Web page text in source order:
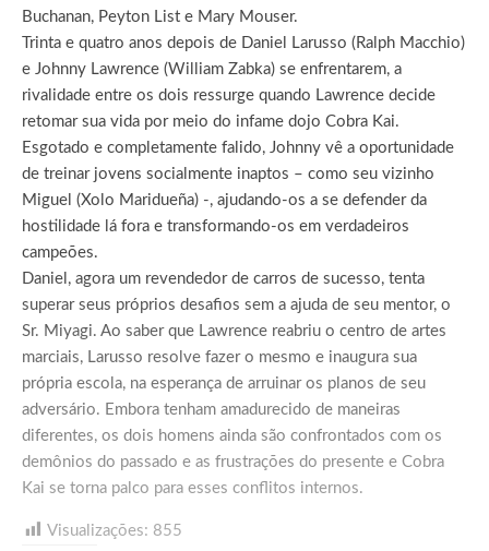
Buchanan, Peyton List e Mary Mouser.
Trinta e quatro anos depois de Daniel Larusso (Ralph Macchio)
e Johnny Lawrence (William Zabka) se enfrentarem, a
rivalidade entre os dois ressurge quando Lawrence decide
retomar sua vida por meio do infame dojo Cobra Kai.
Esgotado e completamente falido, Johnny vê a oportunidade
de treinar jovens socialmente inaptos – como seu vizinho
Miguel (Xolo Maridueña) -, ajudando-os a se defender da
hostilidade lá fora e transformando-os em verdadeiros
campeões.
Daniel, agora um revendedor de carros de sucesso, tenta
superar seus próprios desafios sem a ajuda de seu mentor, o
Sr. Miyagi. Ao saber que Lawrence reabriu o centro de artes
marciais, Larusso resolve fazer o mesmo e inaugura sua
própria escola, na esperança de arruinar os planos de seu
adversário. Embora tenham amadurecido de maneiras
diferentes, os dois homens ainda são confrontados com os
demônios do passado e as frustrações do presente e Cobra
Kai se torna palco para esses conflitos internos.
Visualizações: 855